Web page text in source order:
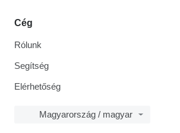
Cég
Rólunk
Segítség
Elérhetőség
Magyarország / magyar